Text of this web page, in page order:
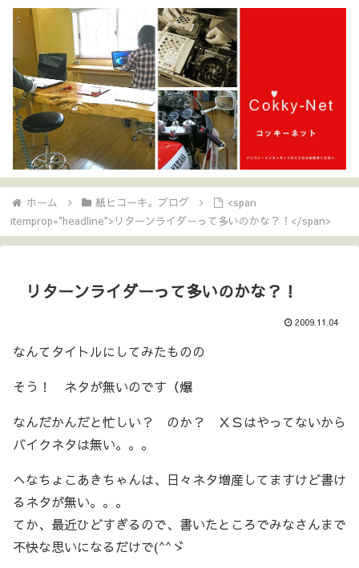
ホーム 紙ヒコーキ。ブログ
<span
itemprop="headline">リターンライダーって多いのかな？！</span>
リターンライダーって多いのかな？！
2009.11.04
なんてタイトルにしてみたものの
そう！ ネタが無いのです（爆
なんだかんだと忙しい？ のか？ ＸＳはやってないから
バイクネタは無い。。。
へなちょこあきちゃんは、日々ネタ増産してますけど書け
るネタが無い。。。
てか、最近ひどすぎるので、書いたところでみなさんまで
不快な思いになるだけで(^^ゞ